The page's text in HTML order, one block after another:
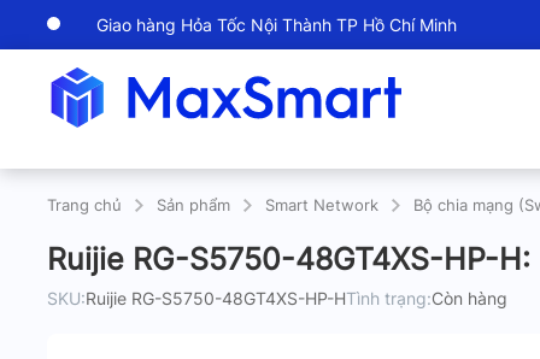
Giao hàng Hỏa Tốc Nội Thành TP Hồ Chí Minh
Trang chủ Sản phẩm Smart Network Bộ chia mạng
Ruijie RG-S5750-48GT4XS-HP-
SKU:Ruijie RG-S5750-48GT4XS-HP-HTình trạng:Còn hàng